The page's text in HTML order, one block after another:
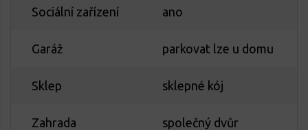
Sociální zařízení ano
Garáž parkovat lze u domu
Sklep sklepné kój
Zahrada společný dvůr